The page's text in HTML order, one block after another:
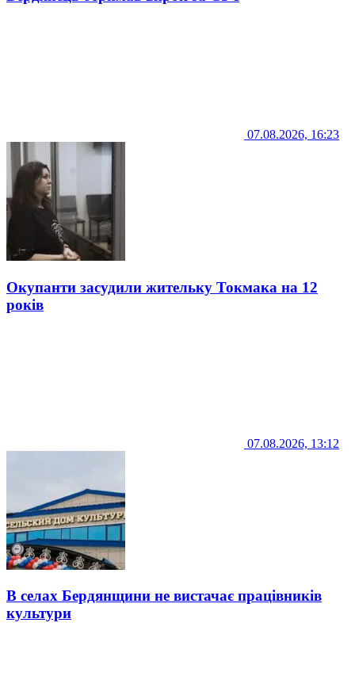
07.08.2026, 16:23
Окупанти засудили жительку Токмака на 12
років
07.08.2026, 13:12
В селах Бердянщини не вистачає працівників
культури